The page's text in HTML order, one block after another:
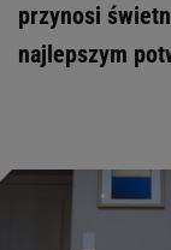
przynosi
najlepszym